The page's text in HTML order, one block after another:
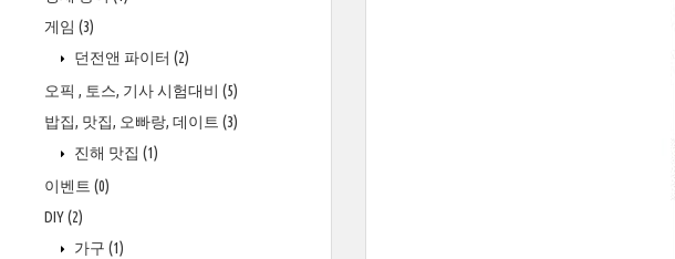
게임 (3)
던전앤 파이터 (2)
오픽 , 토스, 기사 시험대비 (5)
밥집, 맛집, 오빠랑, 데이트 (3)
진해 맛집 (1)
이벤트 (0)
DIY(2)
가구 (1)